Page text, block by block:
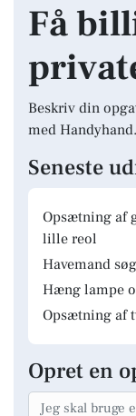
Få
Beskriv din
med Handyhand.
Seneste
Opsætning af
lille reol
Havemand
Hæng lampe
Opsætning af
Opret en